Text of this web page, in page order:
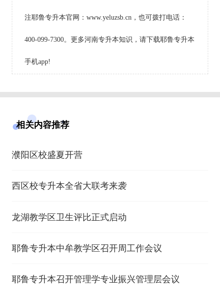
注耶鲁专升本官网：www.yeluzsb.cn，也可拨打电话：
400-099-7300。更多河南专升本知识，请下载耶鲁专升本
手机app!
相关内容推荐
濮阳区校盛夏开营
西区校专升本全省大联考来袭
龙湖教学区卫生评比正式启动
耶鲁专升本中牟教学区召开周工作会议
耶鲁专升本召开管理学专业振兴管理层会议